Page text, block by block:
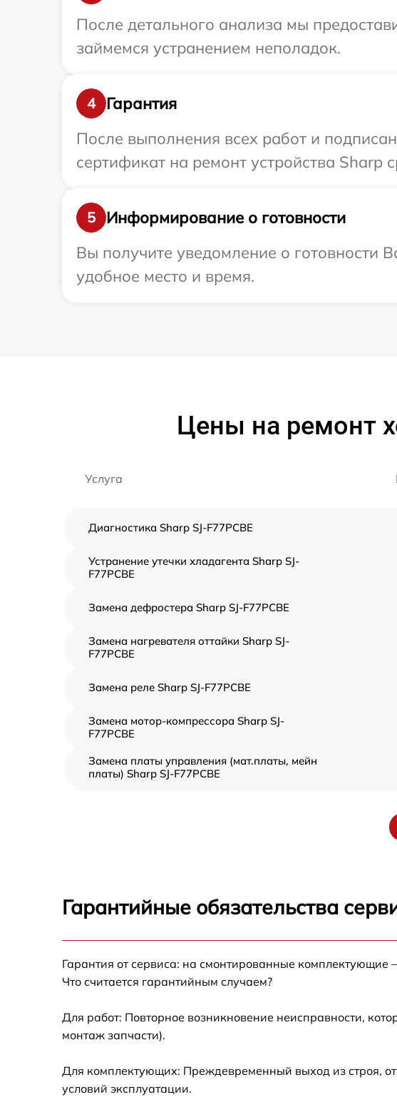
После детального анализа мы
займемся устранением неполадок.
4
Гарантия
После выполнения всех работ и
сертификат на ремонт устройства Sharp
5
Информирование о готовности
Вы получите уведомление о готовности
удобное место и время.
Цены на ремонт
Услуга
Диагностика Sharp SJ-F77PCBE
Устранение утечки хладагента Sharp SJ-
F77PCBE
Замена дефростера Sharp SJ-F77PCBE
Замена нагревателя оттайки Sharp SJ-
F77PCBE
Замена реле Sharp SJ-F77PCBE
Замена мотор-компрессора Sharp SJ-
F77PCBE
Замена платы управления (мат.платы, мейн
платы) Sharp SJ-F77PCBE
Замена электросхемы Sharp SJ-F77PCBE
Устранение засора трубопровода Sharp SJ-
Ремонт датчика морозильного отделения
Sharp SJ-F77PCBE
Гарантийные обязательства
Гарантия от сервиса: на смонтированные комплектующие
Что считается гарантийным случаем?
Для работ: Повторное возникновение неисправности,
монтаж запчасти).
Для комплектующих: Преждевременный выход из строя,
условий эксплуатации.